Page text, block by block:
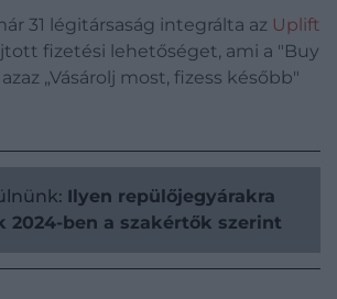
31 légitársaság integrálta az Uplift
fizetési lehetőséget, ami a "Buy
„Vásárolj most, fizess később"
Ilyen repülőjegyárakra
2024-ben a szakértők szerint